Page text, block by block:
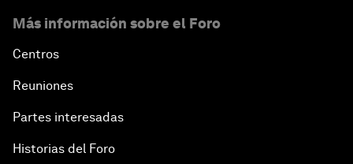
Más información sobre el Foro
Centros
Reuniones
Partes interesadas
Historias del Foro